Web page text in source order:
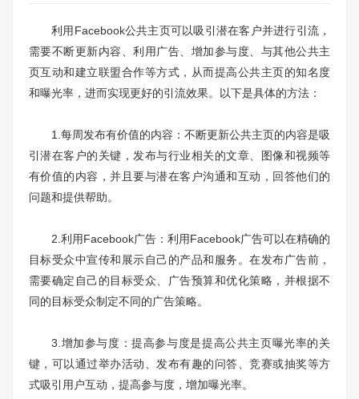
利用Facebook公共主页可以吸引潜在客户并进行引流，
需要不断更新内容、利用广告、增加参与度、与其他公共主
页互动和建立联盟合作等方式，从而提高公共主页的知名度
和曝光率，进而实现更好的引流效果。以下是具体的方法：
1.每周发布有价值的内容：不断更新公共主页的内容是吸
引潜在客户的关键，发布与行业相关的文章、图像和视频等
有价值的内容，并且要与潜在客户沟通和互动，回答他们的
问题和提供帮助。
2.利用Facebook广告：利用Facebook广告可以在精确的
目标受众中宣传和展示自己的产品和服务。在发布广告前，
需要确定自己的目标受众、广告预算和优化策略，并根据不
同的目标受众制定不同的广告策略。
3.增加参与度：提高参与度是提高公共主页曝光率的关
键，可以通过举办活动、发布有趣的问答、竞赛或抽奖等方
式吸引用户互动，提高参与度，增加曝光率。